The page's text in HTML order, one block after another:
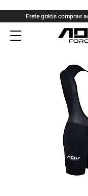
Frete grátis compras